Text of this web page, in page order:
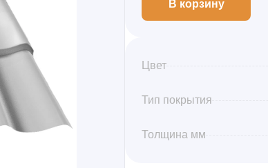
В корзину
Цвет
Тип покрытия
Толщина мм